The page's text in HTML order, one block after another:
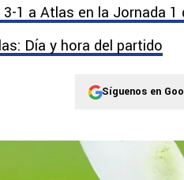
1 a Atlas en la Jornada 1
Día y hora del partido
Síguenos en